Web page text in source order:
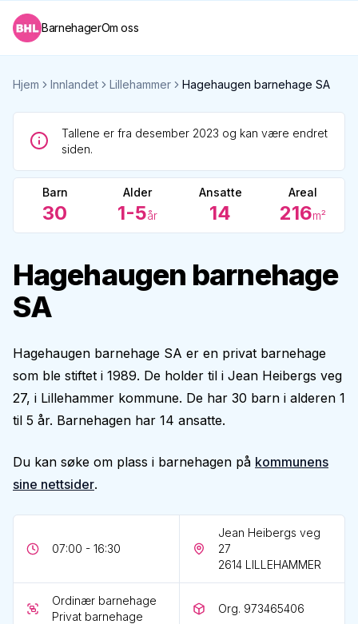
BarnehagerOm oss
Hjem Innlandet Lillehammer Hagehaugen barnehage SA
Tallene er fra desember 2023 og kan være endret
siden.
Barn
30
Alder
1-5år
Ansatte
14
Areal
216m²
Hagehaugen barnehage
SA
Hagehaugen barnehage SA er en privat barnehage
som ble stiftet i 1989. De holder til i Jean Heibergs veg
27, i Lillehammer kommune. De har 30 barn i alderen 1
til 5 år. Barnehagen har 14 ansatte.
Du kan søke om plass i barnehagen på kommunens
sine nettsider.
07:00 - 16:30
Jean Heibergs veg
27
2614 LILLEHAMMER
Ordinær barnehage
Privat barnehage
Org. 973465406